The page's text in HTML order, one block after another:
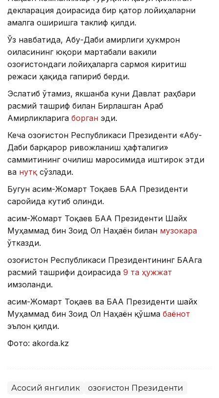
декларация доирасида бир қатор лойиҳаларни
амалга оширишга таклиф қилди.
Ўз навбатида, Абу-Даби амирлиги ҳукмрон
оиласининг юқори мартабали вакили
Қозоғистондаги лойиҳаларга сармоя киритиш
режаси ҳақида гапириб берди.
Эслатиб ўтамиз, якшанба куни Давлат раҳбари
расмий ташриф билан Бирлашган Араб
Амирликларига борган эди.
Кеча Қозоғистон Республикаси Президенти «Абу-
Даби барқарор ривожланиш ҳафталиги»
саммитининг очилиш маросимида иштирок этди
ва нутқ сўзлади.
Бугун Қасим-Жомарт Тоқаев БАА Президенти
саройида кутиб олинди.
Қасим-Жомарт Тоқаев БАА Президенти Шайх
Муҳаммад бин Зоид Ол Наҳаён билан музокара
ўтказди.
Қозоғистон Республикаси Президентининг БААга
расмий ташрифи доирасида 9 та ҳужжат
имзоланди.
Қасим-Жомарт Тоқаев ва БАА Президенти шайх
Муҳаммад бин Зоид Ол Наҳаён қўшма баёнот
эълон қилди.
Фото: akorda.kz
Асосий янгилик Қозоғистон Президенти